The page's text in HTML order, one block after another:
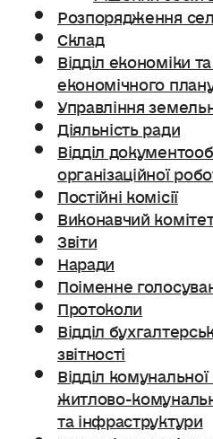
Розпорядження
Склад
Відділ економіки
економічного
Управління
Діяльність ради
Відділ
організаційної
Постійні комісії
Виконавчий
Звіти
Наради
Поіменне
Протоколи
Відділ
звітності
Відділ комунальної
житлово-
та інфраструктури